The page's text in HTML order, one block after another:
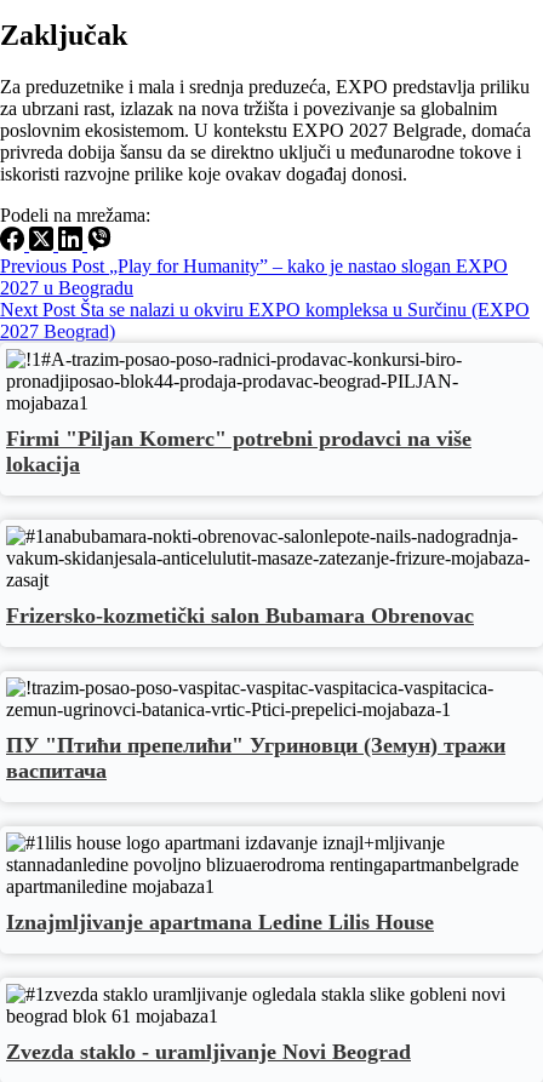
Zaključak
Za preduzetnike i mala i srednja preduzeća, EXPO predstavlja priliku
za ubrzani rast, izlazak na nova tržišta i povezivanje sa globalnim
poslovnim ekosistemom. U kontekstu EXPO 2027 Belgrade, domaća
privreda dobija šansu da se direktno uključi u međunarodne tokove i
iskoristi razvojne prilike koje ovakav događaj donosi.
Podeli na mrežama:
Previous Post „Play for Humanity” – kako je nastao slogan EXPO
2027 u Beogradu
Next Post Šta se nalazi u okviru EXPO kompleksa u Surčinu (EXPO
2027 Beograd)
Firmi "Piljan Komerc" potrebni prodavci na više
lokacija
Frizersko-kozmetički salon Bubamara Obrenovac
ПУ "Птићи препелићи" Угриновци (Земун) тражи
васпитача
Iznajmljivanje apartmana Ledine Lilis House
Zvezda staklo - uramljivanje Novi Beograd